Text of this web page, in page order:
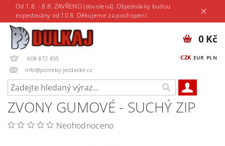
Od 1.8. - 8.8. ZAVŘENO (dovolená). Objednávky budou
expedovány od 10.8. Děkujeme za pochopení.
608 872 835
info@potreby-jezdecke.cz
CZK EUR PLN
0 Kč
ZVONY GUMOVÉ - SUCHÝ ZIP
Neohodnoceno